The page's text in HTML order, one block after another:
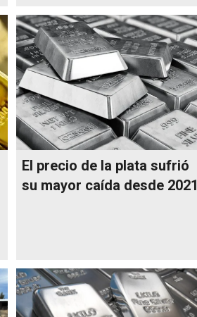
El precio de la plata sufrió
su mayor caída desde 2021